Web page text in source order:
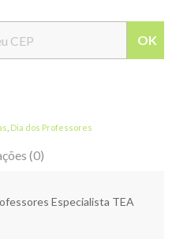
OK
Dia dos Professores
(0)
Especialista TEA